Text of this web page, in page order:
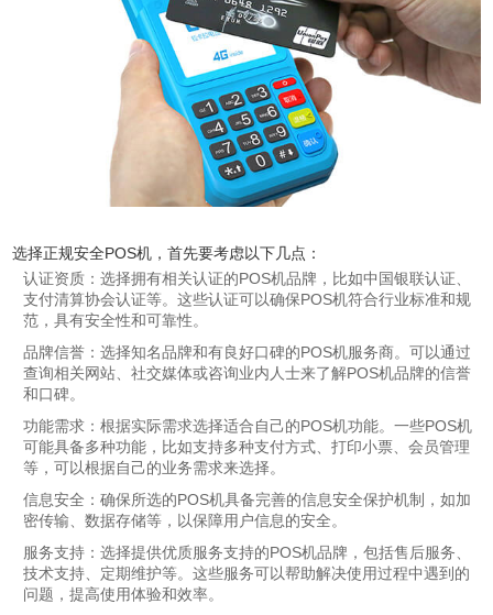
选择正规安全POS机，首先要考虑以下几点：
认证资质：选择拥有相关认证的POS机品牌，比如中国银联认证、
支付清算协会认证等。这些认证可以确保POS机符合行业标准和规
范，具有安全性和可靠性。
品牌信誉：选择知名品牌和有良好口碑的POS机服务商。可以通过
查询相关网站、社交媒体或咨询业内人士来了解POS机品牌的信誉
和口碑。
功能需求：根据实际需求选择适合自己的POS机功能。一些POS机
可能具备多种功能，比如支持多种支付方式、打印小票、会员管理
等，可以根据自己的业务需求来选择。
信息安全：确保所选的POS机具备完善的信息安全保护机制，如加
密传输、数据存储等，以保障用户信息的安全。
服务支持：选择提供优质服务支持的POS机品牌，包括售后服务、
技术支持、定期维护等。这些服务可以帮助解决使用过程中遇到的
问题，提高使用体验和效率。